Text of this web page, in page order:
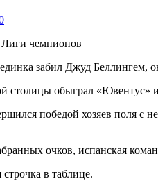
забил Джуд Беллингем,
столицы обыграл «Ювентус»
победой хозяев поля
очков, испанская
в таблице.